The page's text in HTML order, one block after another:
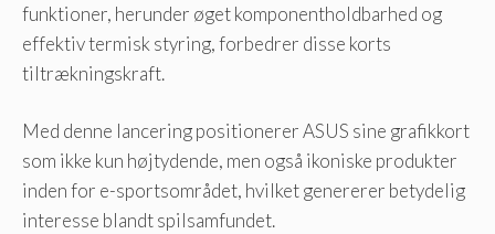
funktioner, herunder øget komponentholdbarhed og
effektiv termisk styring, forbedrer disse korts
tiltrækningskraft.
Med denne lancering positionerer ASUS sine grafikkort
som ikke kun højtydende, men også ikoniske produkter
inden for e-sportsområdet, hvilket genererer betydelig
interesse blandt spilsamfundet.